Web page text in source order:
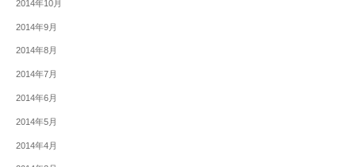
2014年10月
2014年9月
2014年8月
2014年7月
2014年6月
2014年5月
2014年4月